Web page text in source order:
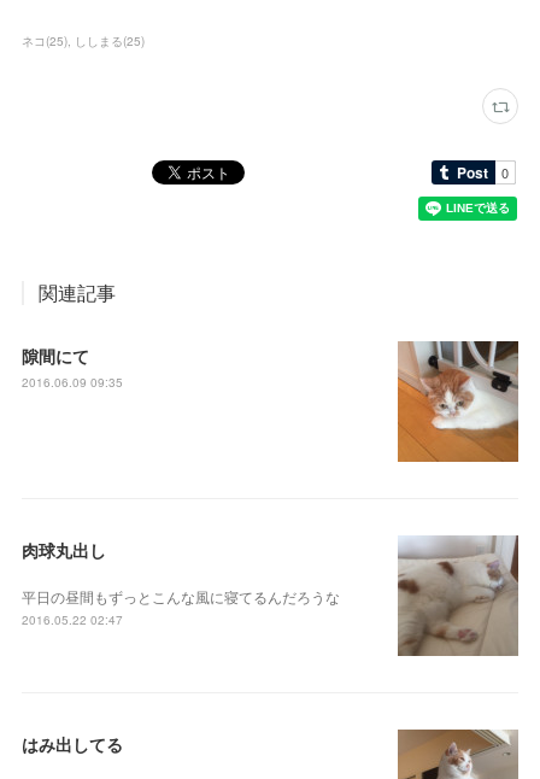
ネコ (25) ししまる(25)
関連記事
隙間にて
2016.06.09 09:35
肉球丸出し
平日の昼間もずっとこんな風に寝てるんだろうな
2016.05.22 02:47
はみ出してる